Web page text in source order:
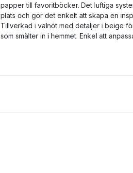
papper till favoritböcker. Det luftiga
plats och gör det enkelt att skapa en
Tillverkad i valnöt med detaljer i beige
som smälter in i hemmet. Enkel att